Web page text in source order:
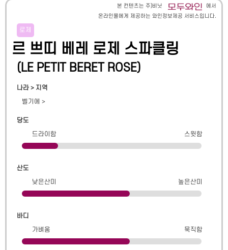
본 컨텐츠는 주)비닛
에서
온라인몰에게 제공하는 와인정보제공 서비스입니다.
로제
르 쁘띠 베레 로제 스파클링
(LE PETIT BERET ROSE)
나라 > 지역
벨기에 >
당도
드라이함
스윗함
산도
낮은산미
높은산미
바디
가벼움
묵직함